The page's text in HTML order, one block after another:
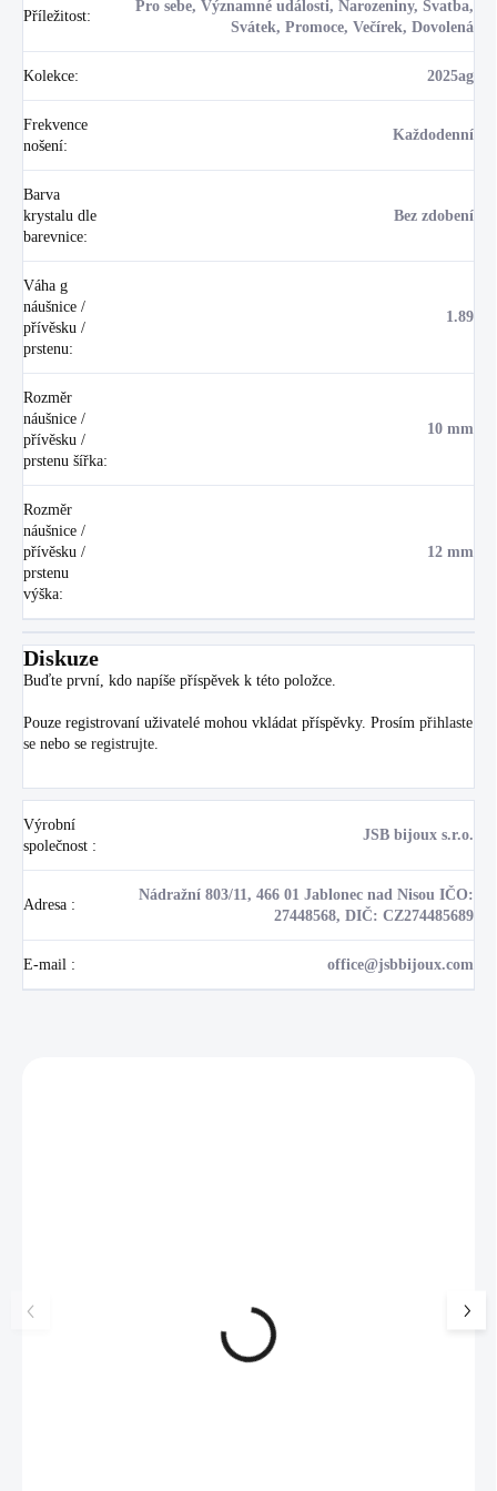
Příležitost:
Pro sebe, Významné události, Narozeniny, Svatba,
Svátek, Promoce, Večírek, Dovolená
Kolekce: 2025ag
Frekvence
nošení:
Každodenní
Barva
krystalu dle
barevnice:
Bez zdobení
Váha g
náušnice /
přívěsku /
prstenu:
1.89
Rozměr
náušnice /
přívěsku /
prstenu šířka:
10 mm
Rozměr
náušnice /
přívěsku /
prstenu
výška:
12 mm
Diskuze
Buďte první, kdo napíše příspěvek k této položce.
Pouze registrovaní uživatelé mohou vkládat příspěvky. Prosím přihlaste
se nebo se registrujte
Výrobní
společnost :
JSB bijoux s.r.o.
Adresa :
Nádražní 803/11, 466 01 Jablonec nad Nisou IČO:
27448568, DIČ: CZ274485689
E-mail : office@jsbbijoux.com